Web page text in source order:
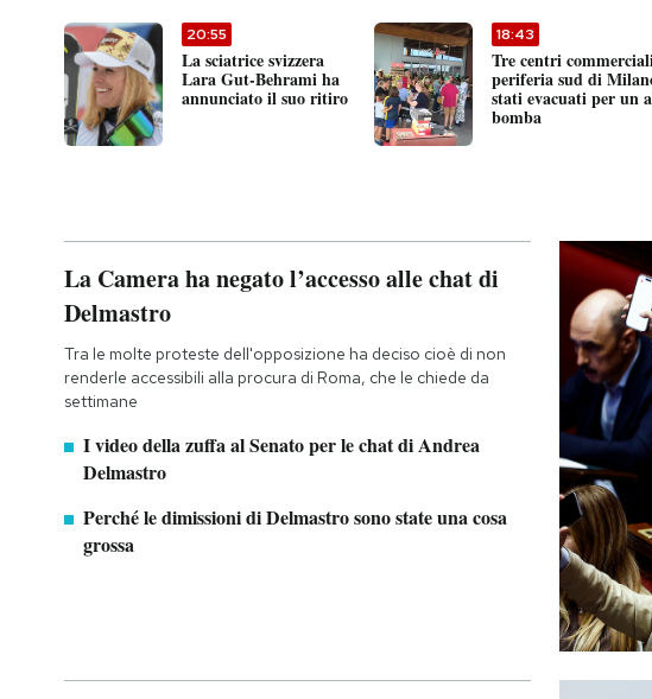
20:55
La sciatrice svizzera
Lara Gut-Behrami ha
annunciato il suo ritiro
18:43
Tre centri
periferia sud di
stati evacuati per un
bomba
La Camera ha negato l’accesso alle chat di
Delmastro
Tra le molte proteste dell'opposizione ha deciso cioè di non
renderle accessibili alla procura di Roma, che le chiede da
settimane
I video della zuffa al Senato per le chat di Andrea
Delmastro
Perché le dimissioni di Delmastro sono state una cosa
grossa